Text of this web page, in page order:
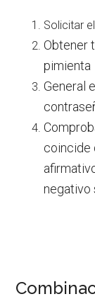
Solicitar
Obtener
pimienta
General
coincide
negativo